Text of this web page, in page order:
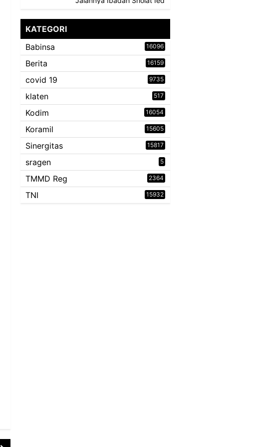
KATEGORI
Babinsa
16096
Berita 16159
covid 19 9735
klaten 517
Kodim 16054
Koramil 15605
Sinergitas 15817
sragen 5
TMMD Reg 2364
TNI 15932